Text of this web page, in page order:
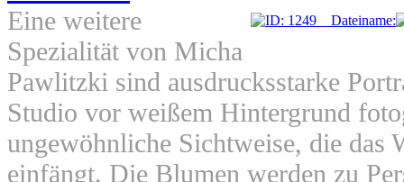
Eine weitere
Spezialität von Micha
Pawlitzki sind ausdrucksstarke
Studio vor weißem Hintergrund
ungewöhnliche Sichtweise, die das
einfängt. Die Blumen werden zu